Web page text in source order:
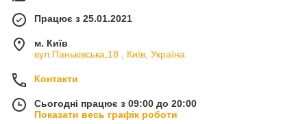
Працює з 25.01.2021
м. Київ
вул.Паньківська,18 , Київ, Україна
Контакти
Сьогодні працює з 09:00 до 20:00
Показати весь графік роботи